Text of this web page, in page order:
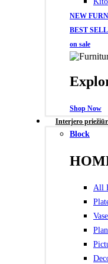
NEW
BEST
on sale
Shop Now
Interjero
Block
All